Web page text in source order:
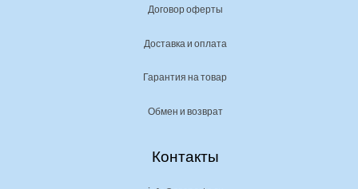
Договор оферты
Доставка и оплата
Гарантия на товар
Обмен и возврат
Контакты